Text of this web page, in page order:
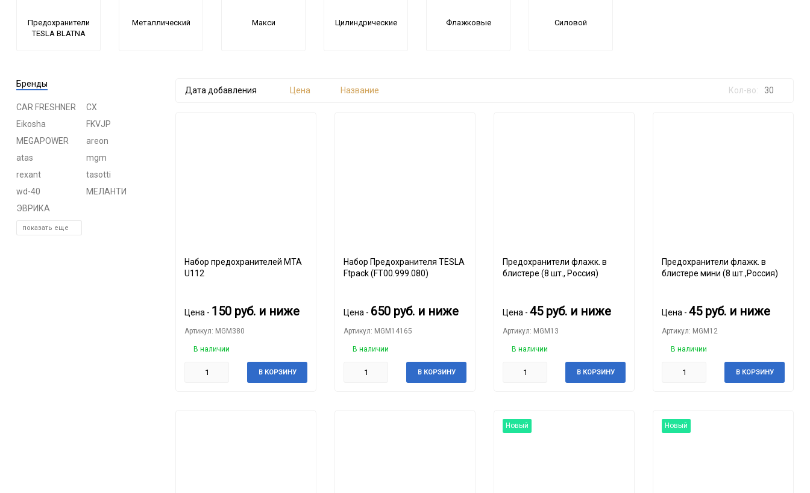
Предохранители
TESLA BLATNA
Металлический Макси Цилиндрические Флажковые Силовой
Бренды
CAR FRESHNER
CX
Eikosha
FKVJP
MEGAPOWER
areon
atas
mgm
rexant
tasotti
wd-40
МЕЛАНТИ
ЭВРИКА
показать еще
Дата добавления Цена Название Кол-во: 30
Набор предохранителей MTA
U112
Цена - 150 руб. и ниже
Артикул: MGM380
В наличии
В КОРЗИНУ
Набор Предохранителя TESLA
Ftpack (FT00.999.080)
Цена - 650 руб. и ниже
Артикул: MGM14165
В наличии
В КОРЗИНУ
Предохранители флажк. в
блистере (8 шт., Россия)
Цена - 45 руб. и ниже
Артикул: MGM13
В наличии
В КОРЗИНУ
Предохранители флажк. в
блистере мини (8 шт.,Россия)
Цена - 45 руб. и ниже
Артикул: MGM12
В наличии
В КОРЗИНУ
Новый Новый